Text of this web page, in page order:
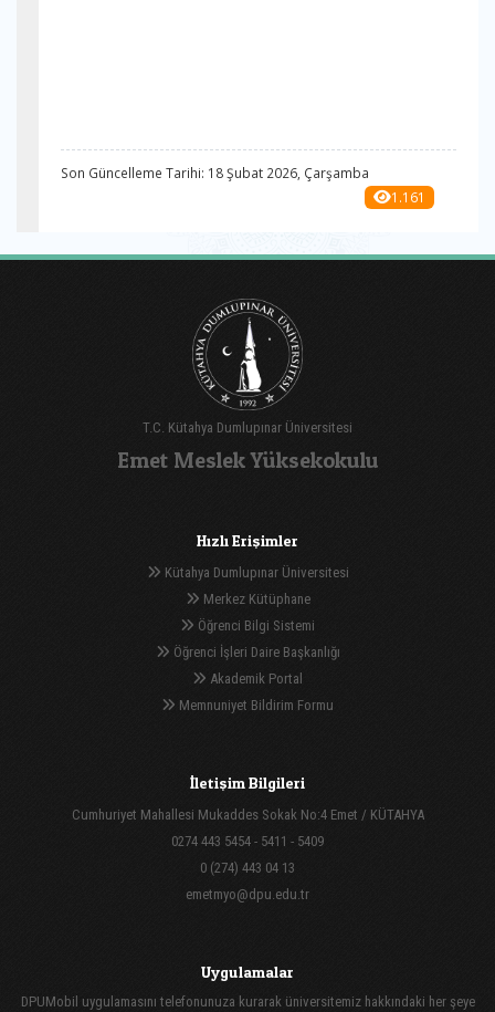
Son Güncelleme Tarihi: 18 Şubat 2026, Çarşamba
1.161
T.C. Kütahya Dumlupınar Üniversitesi
Emet Meslek Yüksekokulu
Hızlı Erişimler
Kütahya Dumlupınar Üniversitesi
Merkez Kütüphane
Öğrenci Bilgi Sistemi
Öğrenci İşleri Daire Başkanlığı
Akademik Portal
Memnuniyet Bildirim Formu
İletişim Bilgileri
Cumhuriyet Mahallesi Mukaddes Sokak No:4 Emet / KÜTAHYA
0274 443 5454 - 5411 - 5409
0 (274) 443 04 13
emetmyo@dpu.edu.tr
Uygulamalar
DPUMobil uygulamasını telefonunuza kurarak üniversitemiz hakkındaki her şeye